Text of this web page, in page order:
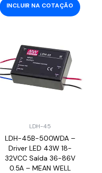
INCLUIR NA COTAÇÃO
LDH-45
LDH-45B-500WDA –
Driver LED 43W 18-
32VCC Saída 36-86V
0.5A – MEAN WELL